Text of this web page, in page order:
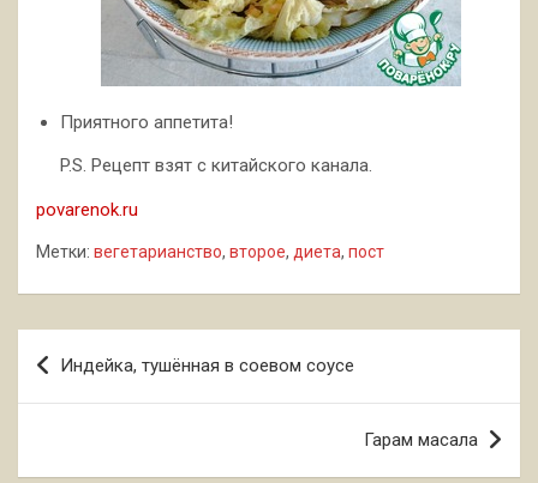
Приятного аппетита!
P.S. Рецепт взят с китайского канала.
povarenok.ru
Метки: вегетарианство, второе, диета, пост
Навигация
по
Индейка, тушённая в соевом соусе
Гарам масала